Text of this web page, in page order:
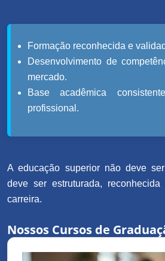
Formação reconhecida e
Desenvolvimento de
mercado.
Base acadêmica
profissional.
A educação superior não deve
deve ser estruturada,
carreira.
Nossos Cursos de